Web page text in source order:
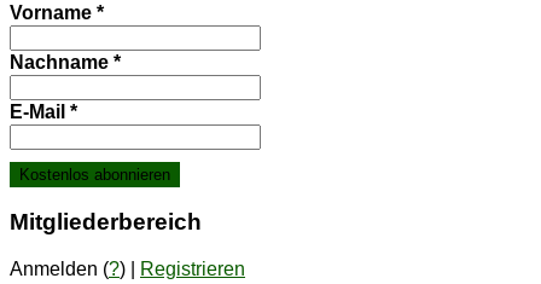
Vorname *
Nachname *
E-Mail *
Mit­glie­der­be­reich
Anmelden (?) |
Registrieren